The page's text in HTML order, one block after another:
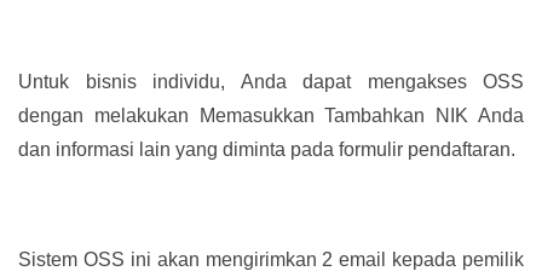
Untuk bisnis individu, Anda dapat mengakses OSS
dengan melakukan Memasukkan Tambahkan NIK Anda
dan informasi lain yang diminta pada formulir pendaftaran.
Sistem OSS ini akan mengirimkan 2 email kepada pemilik